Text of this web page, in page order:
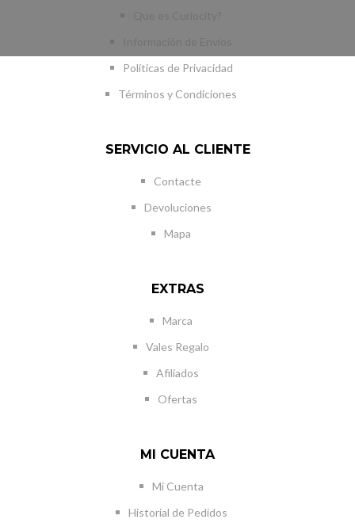
Políticas de Privacidad
Términos y Condiciones
SERVICIO AL CLIENTE
Contacte
Devoluciones
Mapa
EXTRAS
Marca
Vales Regalo
Afiliados
Ofertas
MI CUENTA
Mi Cuenta
Historial de Pedidos